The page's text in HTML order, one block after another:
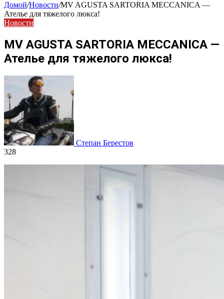
Домой/Новости/MV AGUSTA SARTORIA MECCANICA —
Ателье для тяжелого люкса!
Новости
MV AGUSTA SARTORIA MECCANICA —
Ателье для тяжелого люкса!
Степан Берестов
328